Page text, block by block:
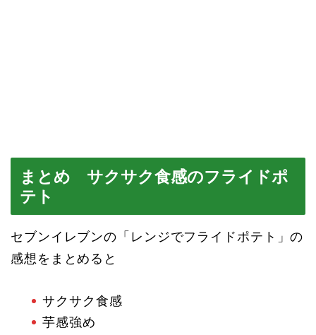
まとめ サクサク食感のフライドポ
テト
セブンイレブンの「レンジでフライドポテト」の
感想をまとめると
サクサク食感
芋感強め